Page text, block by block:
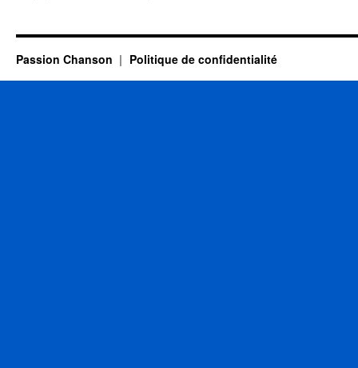
Passion Chanson Politique de confidentialité